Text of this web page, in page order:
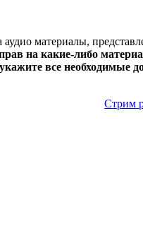
материалы,
на какие-либо
все
Стрим